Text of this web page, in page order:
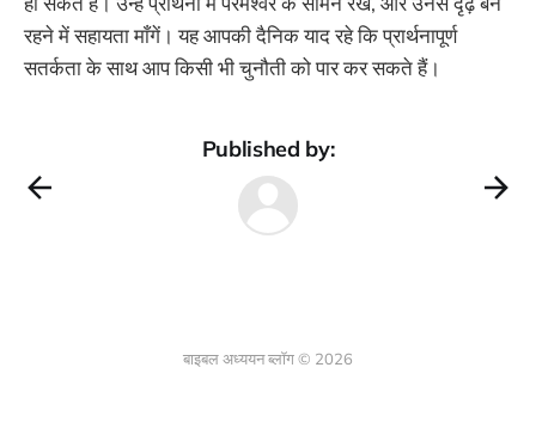
रहने में सहायता माँगें। यह आपकी दैनिक याद रहे कि प्रार्थनापूर्ण
सतर्कता के साथ आप किसी भी चुनौती को पार कर सकते हैं।
Published by:
बाइबल अध्ययन ब्लॉग © 2026